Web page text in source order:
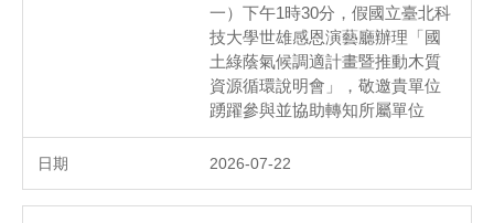
一）下午1時30分，假國立臺北科
技大學世雄感恩演藝廳辦理「國
土綠蔭氣候調適計畫暨推動木質
資源循環說明會」，敬邀貴單位
踴躍參與並協助轉知所屬單位
2026-07-22